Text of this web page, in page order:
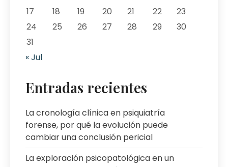
17
18 19 20 21 22
23
24
25 26 27 28 29
30
31
« Jul
Entradas recientes
La cronología clínica en psiquiatría
forense, por qué la evolución puede
cambiar una conclusión pericial
La exploración psicopatológica en un